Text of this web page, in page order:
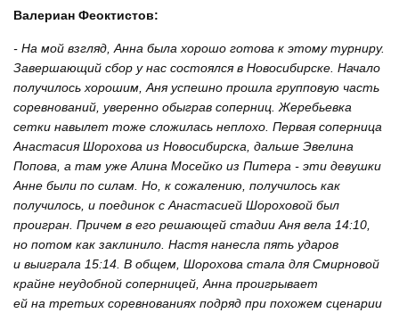
Валериан Феоктистов:
- На мой взгляд, Анна была хорошо готова к этому турниру.
Завершающий сбор у нас состоялся в Новосибирске. Начало
получилось хорошим, Аня успешно прошла групповую часть
соревнований, уверенно обыграв соперниц. Жеребьевка
сетки навылет тоже сложилась неплохо. Первая соперница
Анастасия Шорохова из Новосибирска, дальше Эвелина
Попова, а там уже Алина Мосейко из Питера - эти девушки
Анне были по силам. Но, к сожалению, получилось как
получилось, и поединок с Анастасией Шороховой был
проигран. Причем в его решающей стадии Аня вела 14:10,
но потом как заклинило. Настя нанесла пять ударов
и выиграла 15:14. В общем, Шорохова стала для Смирновой
крайне неудобной соперницей, Анна проигрывает
ей на третьих соревнованиях подряд при похожем сценарии